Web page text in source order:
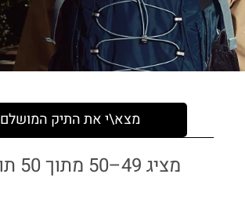
מצא\י את התיק המושלם
מציג 49–50 מתוך 50 תוצאות